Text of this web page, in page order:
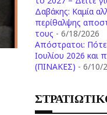
Δαβάκης: Καμία
περίθαλψης
τους - 6/18/2026
Aπόστρατοι:
Ιουλίου 2026 και
(ΠΙΝΑΚΕΣ) - 6/10/